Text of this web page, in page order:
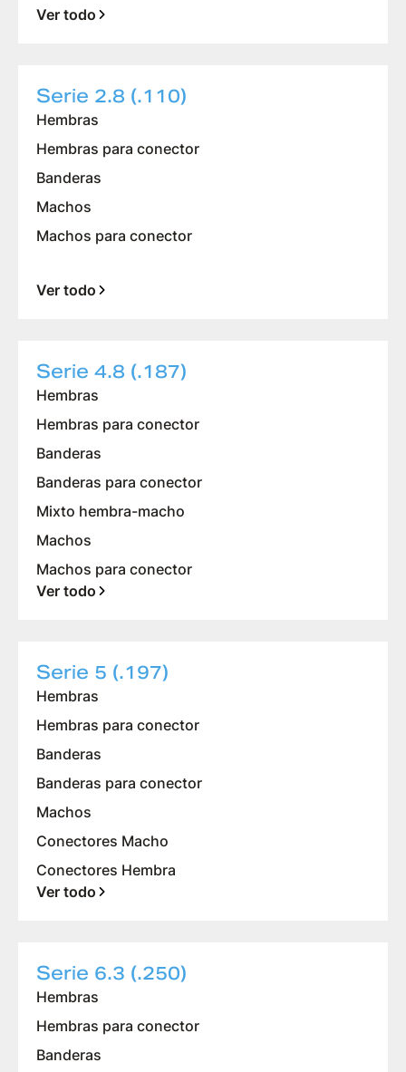
Ver todo
Serie 2.8 (.110)
Hembras
Hembras para conector
Banderas
Machos
Machos para conector
Ver todo
Serie 4.8 (.187)
Hembras
Hembras para conector
Banderas
Banderas para conector
Mixto hembra-macho
Machos
Machos para conector
Ver todo
Serie 5 (.197)
Hembras
Hembras para conector
Banderas
Banderas para conector
Machos
Conectores Macho
Conectores Hembra
Ver todo
Serie 6.3 (.250)
Hembras
Hembras para conector
Banderas